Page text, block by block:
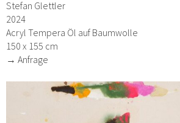
Stefan Glettler
2024
Acryl Tempera Öl auf Baumwolle
150 x 155 cm
→ Anfrage